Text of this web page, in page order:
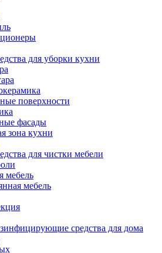
для уборки кухни
поверхности
фасады
зона кухни
для чистки мебели
мебель
мебель
средства для дома